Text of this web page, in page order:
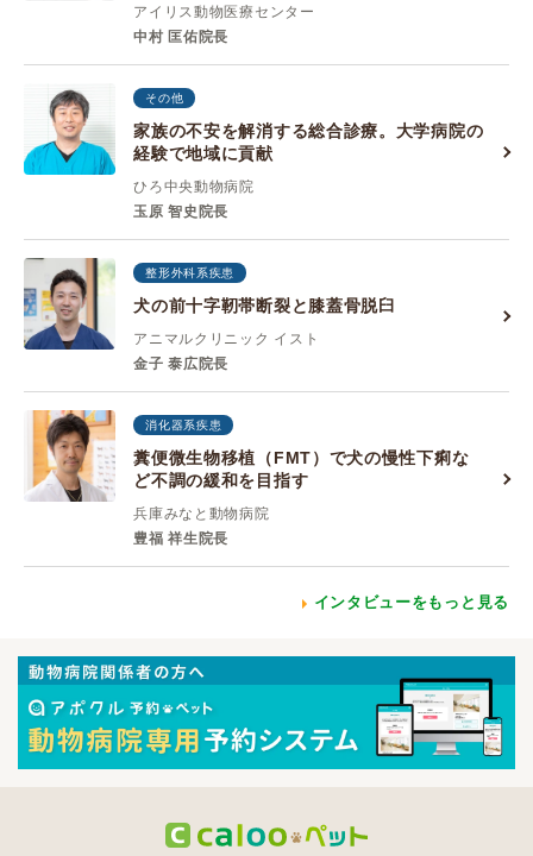
アイリス動物医療センター
中村 匡佑院長
その他
家族の不安を解消する総合診療。大学病院の
経験で地域に貢献
ひろ中央動物病院
玉原 智史院長
整形外科系疾患
犬の前十字靭帯断裂と膝蓋骨脱臼
アニマルクリニック イスト
金子 泰広院長
消化器系疾患
糞便微生物移植（FMT）で犬の慢性下痢な
ど不調の緩和を目指す
兵庫みなと動物病院
豊福 祥生院長
インタビューをもっと見る